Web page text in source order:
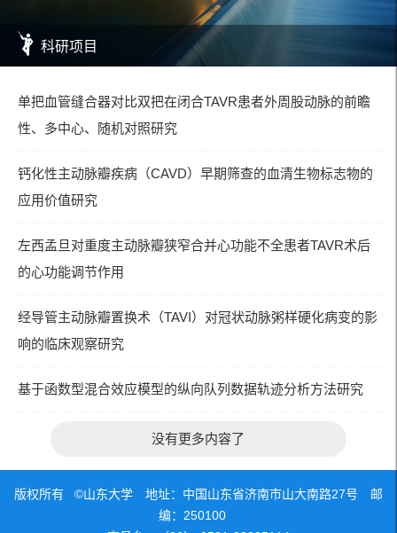
科研项目
单把血管缝合器对比双把在闭合TAVR患者外周股动脉的前瞻
性、多中心、随机对照研究
钙化性主动脉瓣疾病（CAVD）早期筛查的血清生物标志物的
应用价值研究
左西孟旦对重度主动脉瓣狭窄合并心功能不全患者TAVR术后
的心功能调节作用
经导管主动脉瓣置换术（TAVI）对冠状动脉粥样硬化病变的影
响的临床观察研究
基于函数型混合效应模型的纵向队列数据轨迹分析方法研究
没有更多内容了
版权所有 ©山东大学 地址：中国山东省济南市山大南路27号 邮
编：250100